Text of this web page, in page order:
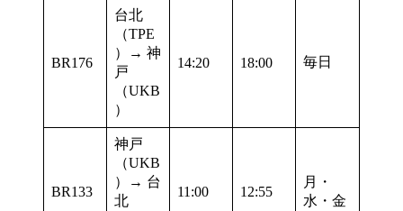
BR176
台北
（TPE
）→ 神
戸
（UKB
）
14:20 18:00 毎日
BR133
神戸
（UKB
）→ 台
北
11:00 12:55
月・
水・金